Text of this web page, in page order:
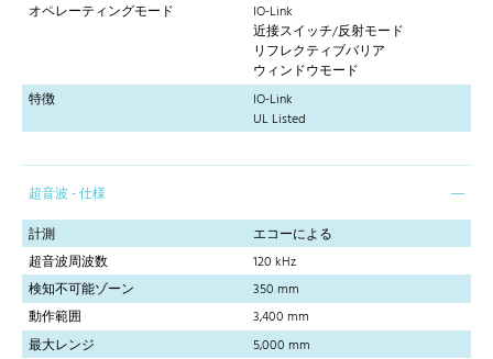
オペレーティングモード
IO-Link
近接スイッチ/反射モード
リフレクティブバリア
ウィンドウモード
特徴
IO-Link
UL Listed
超音波 - 仕様
計測
エコーによる
超音波周波数
120 kHz
検知不可能ゾーン
350 mm
動作範囲
3,400 mm
最大レンジ
5,000 mm